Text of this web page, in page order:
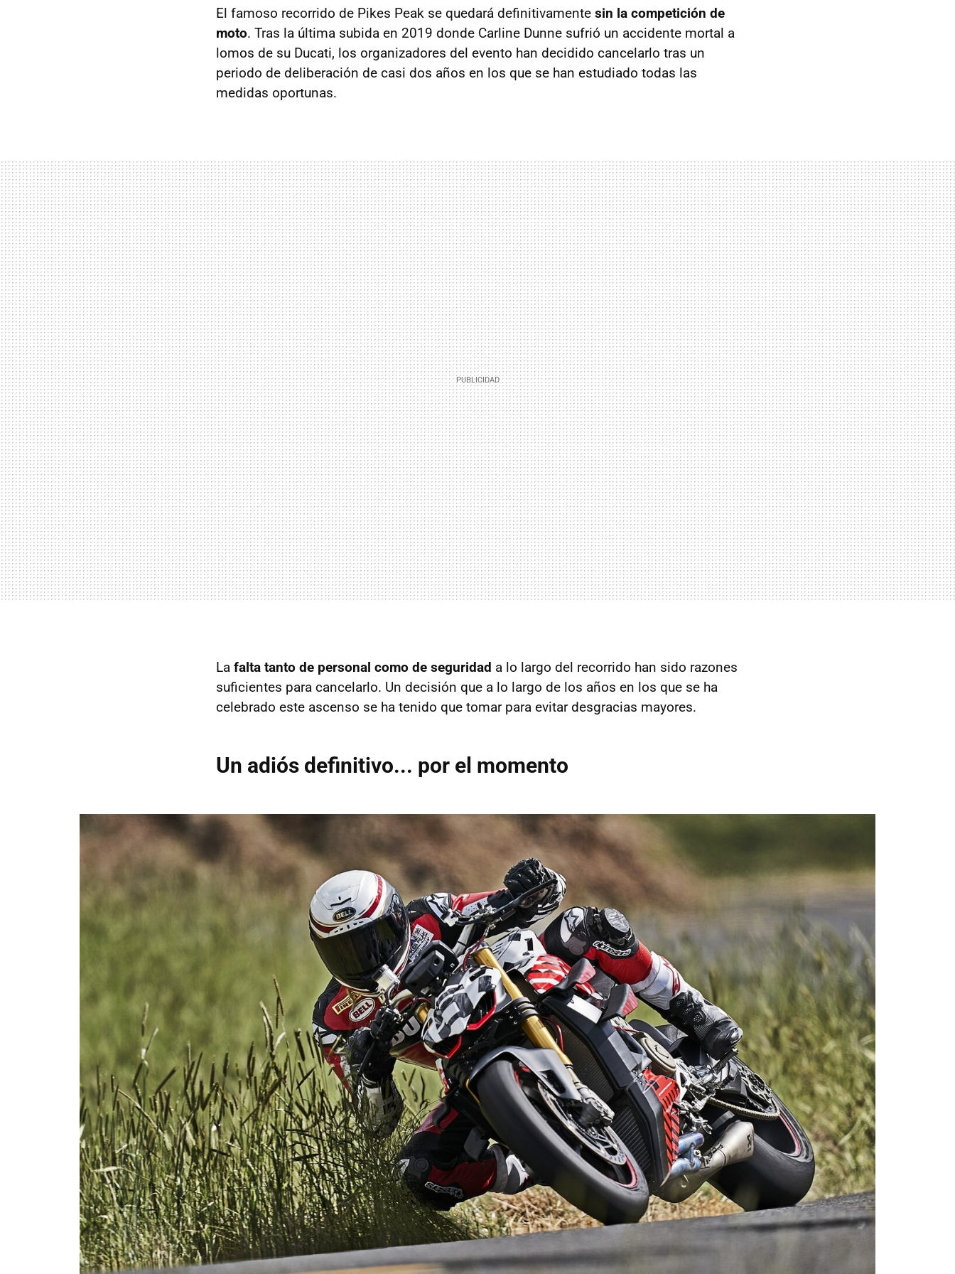
El famoso recorrido de Pikes Peak se quedará definitivamente sin la competición de
moto. Tras la última subida en 2019 donde Carline Dunne sufrió un accidente mortal a
lomos de su Ducati, los organizadores del evento han decidido cancelarlo tras un
periodo de deliberación de casi dos años en los que se han estudiado todas las
medidas oportunas.
La falta tanto de personal como de seguridad a lo largo del recorrido han sido razones
suficientes para cancelarlo. Un decisión que a lo largo de los años en los que se ha
celebrado este ascenso se ha tenido que tomar para evitar desgracias mayores.
Un adiós definitivo... por el momento